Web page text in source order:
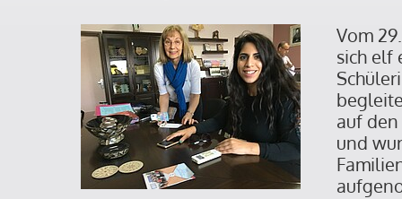
Vom
sich elf
auf
und